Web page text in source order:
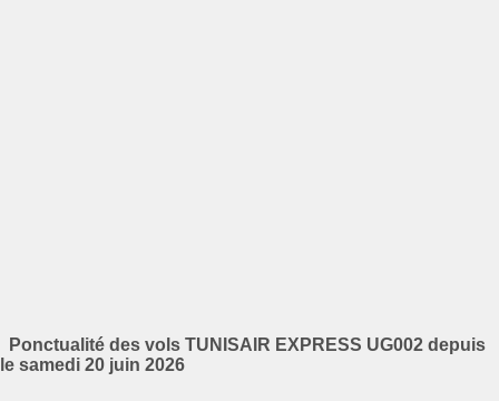
Ponctualité des vols TUNISAIR EXPRESS UG002 depuis
le samedi 20 juin 2026